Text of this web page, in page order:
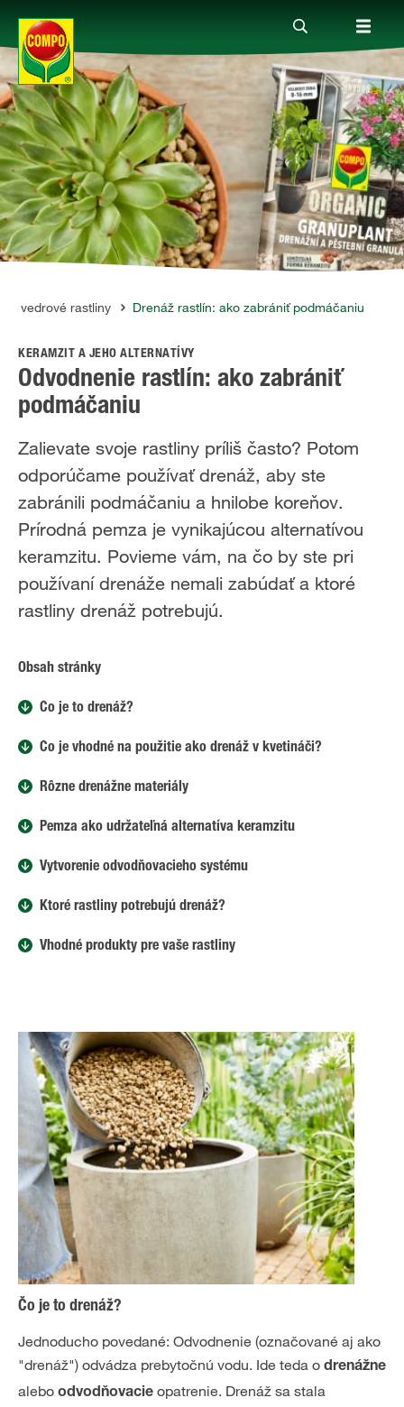
Produkty
Rady a tipy
Témy
Kde kúpiť
Spoločnosť
a vedrové rastliny Drenáž rastlín: ako zabrániť podmáčaniu
KERAMZIT A JEHO ALTERNATÍVY
Odvodnenie rastlín: ako zabrániť
podmáčaniu
Zalievate svoje rastliny príliš často? Potom
odporúčame používať drenáž, aby ste
zabránili podmáčaniu a hnilobe koreňov.
Prírodná pemza je vynikajúcou alternatívou
keramzitu. Povieme vám, na čo by ste pri
používaní drenáže nemali zabúdať a ktoré
rastliny drenáž potrebujú.
Obsah stránky
Čo je to drenáž?
Čo je vhodné na použitie ako drenáž v kvetináči?
Rôzne drenážne materiály
Pemza ako udržateľná alternatíva keramzitu
Vytvorenie odvodňovacieho systému
Ktoré rastliny potrebujú drenáž?
Vhodné produkty pre vaše rastliny
Čo je to drenáž?
Jednoducho povedané: Odvodnenie (označované aj ako
"drenáž") odvádza prebytočnú vodu. Ide teda o drenážne
alebo odvodňovacie opatrenie. Drenáž sa stala